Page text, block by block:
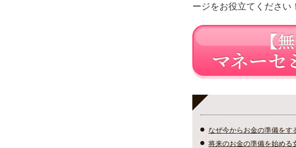
ージをお役立てください！
なぜ今からお金の準備をす
将来のお金の準備を始める